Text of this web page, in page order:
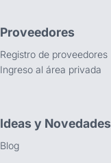
Proveedores
Registro de proveedores
Ingreso al área privada
Ideas y Novedades
Blog